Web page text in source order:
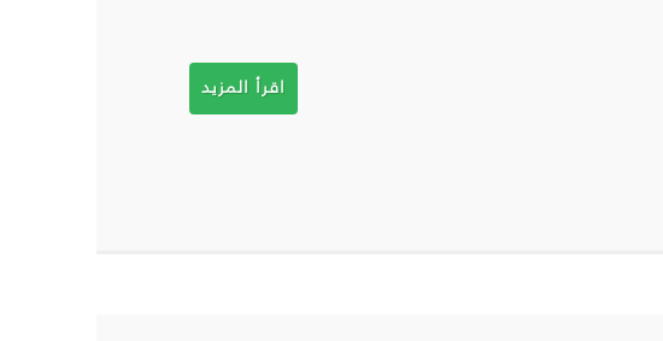
اقرأ المزيد